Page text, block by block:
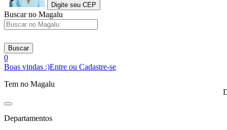
Digite seu CEP
Buscar no Magalu
Buscar
0
Boas vindas :)Entre ou Cadastre-se
Tem no Magalu
Departamentos